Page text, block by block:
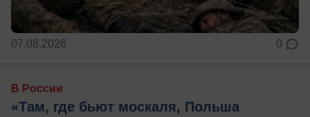
07.08.2026 0
В России
«Там, где бьют москаля, Польша